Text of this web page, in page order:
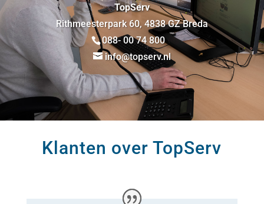
TopServ
Rithmeesterpark 60, 4838 GZ Breda
088- 00 74 800
info@topserv.nl
Klanten over TopServ